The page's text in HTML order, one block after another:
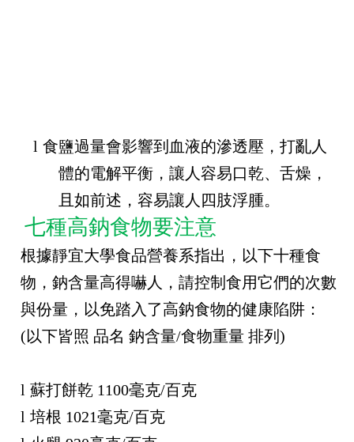
l 食鹽過量會影響到血液的滲透壓，打亂人
體的電解平衡，讓人容易口乾、舌燥，
且如前述，容易讓人四肢浮腫。
七種高鈉食物要注意
根據靜宜大學食品營養系指出，以下十種食
物，鈉含量高得嚇人，請控制食用它們的次數
與份量，以免踏入了高鈉食物的健康陷阱：
(以下皆照 品名 鈉含量/食物重量 排列 )
l 蘇打餅乾 1100毫克/百克
l 培根 1021毫克/百克